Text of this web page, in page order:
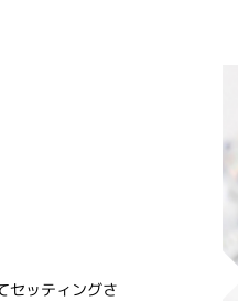
セッティングさ